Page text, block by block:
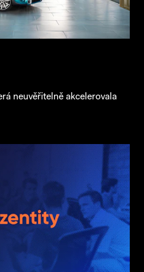
neuvěřitelně akcelerovala